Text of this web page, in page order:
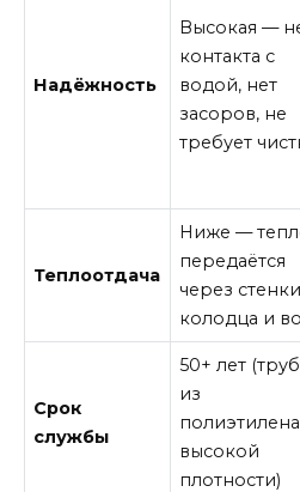
Надёжность
Высокая —
контакта с
водой, нет
засоров, не
требует
Теплоотдача
Ниже —
передаётся
через стенки
колодца и
Срок
службы
50+ лет
из
полиэтилена
высокой
плотности)